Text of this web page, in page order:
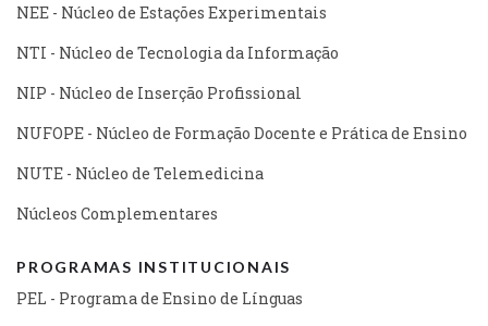
NEE - Núcleo de Estações Experimentais
NTI - Núcleo de Tecnologia da Informação
NIP - Núcleo de Inserção Profissional
NUFOPE - Núcleo de Formação Docente e Prática de Ensino
NUTE - Núcleo de Telemedicina
Núcleos Complementares
PROGRAMAS INSTITUCIONAIS
PEL - Programa de Ensino de Línguas